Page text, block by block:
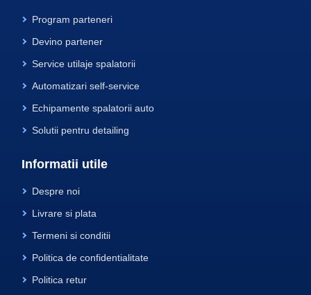
Program parteneri
Devino partener
Service utilaje spalatorii
Automatizari self-service
Echipamente spalatorii auto
Solutii pentru detailing
Informatii utile
Despre noi
Livrare si plata
Termeni si conditii
Politica de confidentialitate
Politica retur